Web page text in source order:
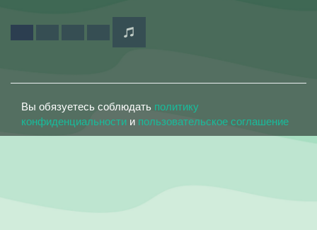
Вы обязуетесь соблюдать политику
конфиденциальности и пользовательское соглашение